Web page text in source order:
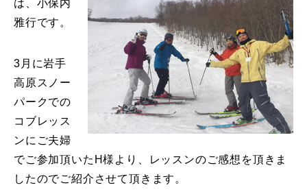
岩手高原
白馬五竜FA
レッスンテーマから選ぶ Lesson Theme
初級1
初級2
は、小保内
雅行です。
3月に岩手
高原スノー
パークでの
コブレッス
ンにご夫婦
でご参加頂いたH様より、レッスンのご感想を頂きま
したのでご紹介させて頂きます。